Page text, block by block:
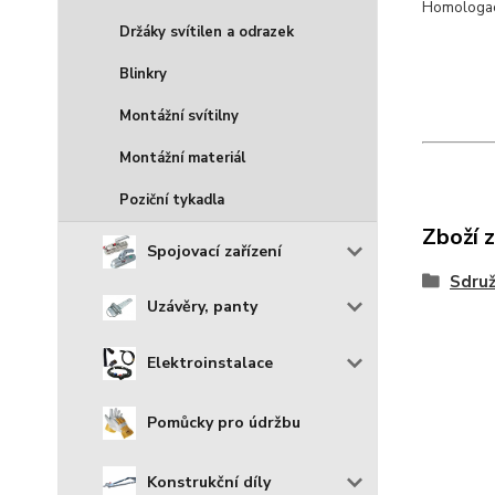
Držáky svítilen a odrazek
Blinkry
Montážní svítilny
Montážní materiál
Poziční tykadla
Spojovací zařízení
Uzávěry, panty
Elektroinstalace
Pomůcky pro údržbu
Konstrukční díly
Zboží